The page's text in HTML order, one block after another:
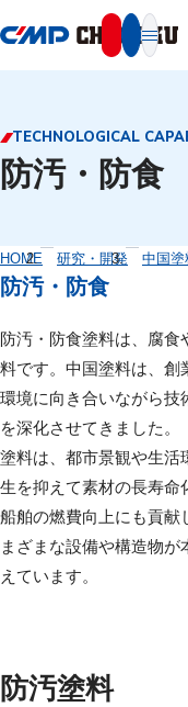
TECHNOLOGICAL
防汚・防食
HOME 研究・開発 中国塗
防汚・防食
防汚・防食塗料は、腐食
料です。中国塗料は、創
環境に向き合いながら技
を深化させてきました。
塗料は、都市景観や生活
生を抑えて素材の長寿命
船舶の燃費向上にも貢献
まざまな設備や構造物
えています。
防汚塗料